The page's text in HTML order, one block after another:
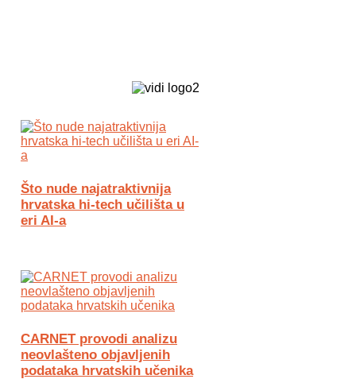
Što nude najatraktivnija
hrvatska hi-tech učilišta u
eri AI-a
CARNET provodi analizu
neovlašteno objavljenih
podataka hrvatskih učenika